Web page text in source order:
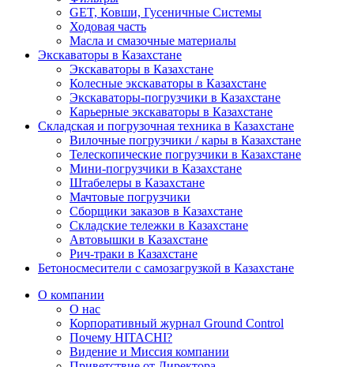
GET, Ковши, Гусеничные Системы
Ходовая часть
Масла и смазочные материалы
Экскаваторы в Казахстане
Экскаваторы в Казахстане
Колесные экскаваторы в Казахстане
Экскаваторы-погрузчики в Казахстане
Карьерные экскаваторы в Казахстане
Складская и погрузочная техника в Казахстане
Вилочные погрузчики / кары в Казахстане
Телескопические погрузчики в Казахстане
Мини-погрузчики в Казахстане
Штабелеры в Казахстане
Мачтовые погрузчики
Сборщики заказов в Казахстане
Складские тележки в Казахстане
Автовышки в Казахстане
Рич-траки в Казахстане
Бетоносмесители с самозагрузкой в Казахстане
О компании
О нас
Корпоративный журнал Ground Control
Почему HITACHI?
Видение и Миссия компании